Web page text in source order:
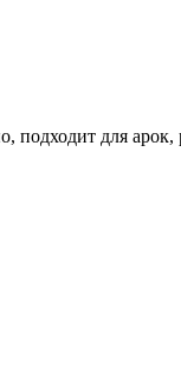
подходит для